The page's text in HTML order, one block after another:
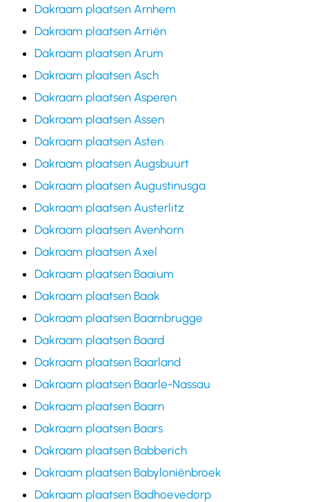
Dakraam plaatsen Arnhem
Dakraam plaatsen Arriën
Dakraam plaatsen Arum
Dakraam plaatsen Asch
Dakraam plaatsen Asperen
Dakraam plaatsen Assen
Dakraam plaatsen Asten
Dakraam plaatsen Augsbuurt
Dakraam plaatsen Augustinusga
Dakraam plaatsen Austerlitz
Dakraam plaatsen Avenhorn
Dakraam plaatsen Axel
Dakraam plaatsen Baaium
Dakraam plaatsen Baak
Dakraam plaatsen Baambrugge
Dakraam plaatsen Baard
Dakraam plaatsen Baarland
Dakraam plaatsen Baarle-Nassau
Dakraam plaatsen Baarn
Dakraam plaatsen Baars
Dakraam plaatsen Babberich
Dakraam plaatsen Babyloniënbroek
Dakraam plaatsen Badhoevedorp